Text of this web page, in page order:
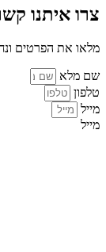
צרו איתנו
מלאו את הפרטים
שם מלא
טלפון
מייל
מייל